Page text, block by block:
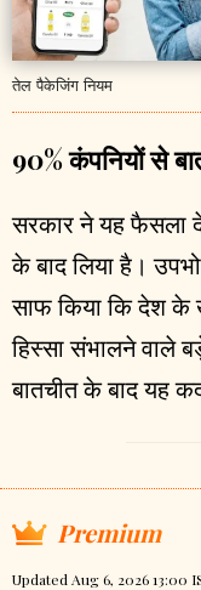
तेल पैकेजिंग नियम
90% कंपनियों से
सरकार ने यह फैसला
के बाद लिया है।
साफ किया कि देश के
हिस्सा संभालने वाले
बातचीत के बाद यह
Premium
Updated Aug 6, 2026 13:00